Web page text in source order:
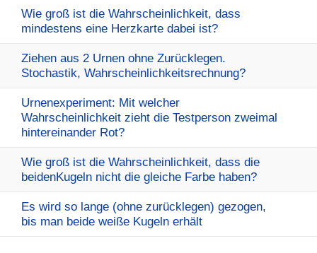
Wie groß ist die Wahrscheinlichkeit, dass
mindestens eine Herzkarte dabei ist?
Ziehen aus 2 Urnen ohne Zurücklegen.
Stochastik, Wahrscheinlichkeitsrechnung?
Urnenexperiment: Mit welcher
Wahrscheinlichkeit zieht die Testperson zweimal
hintereinander Rot?
Wie groß ist die Wahrscheinlichkeit, dass die
beidenKugeln nicht die gleiche Farbe haben?
Es wird so lange (ohne zurücklegen) gezogen,
bis man beide weiße Kugeln erhält